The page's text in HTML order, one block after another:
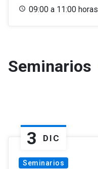
09:00 a 11:00 horas
Seminarios
3 DIC
Seminarios